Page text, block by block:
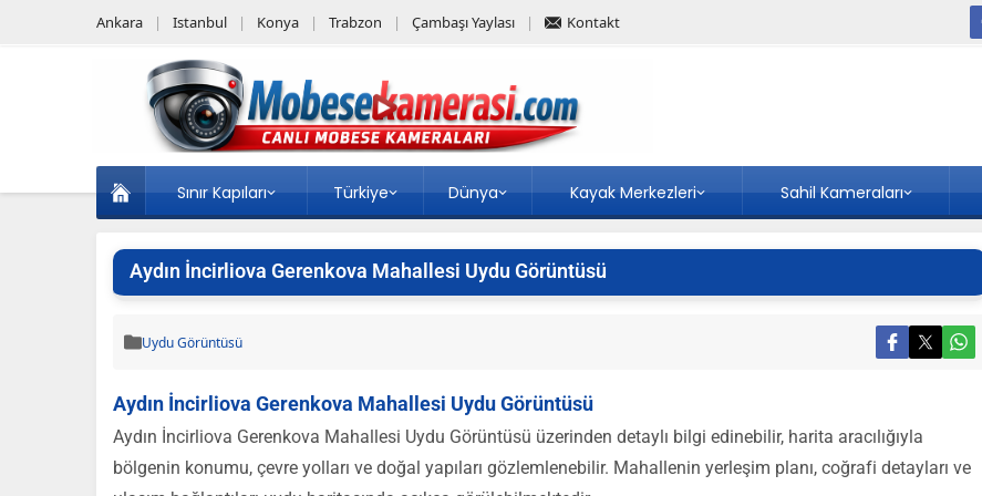
Ankara Istanbul Konya Trabzon Çambaşı Yaylası Kontakt
Sınır Kapıları Türkiye Dünya Kayak Merkezleri Sahil Kameraları
Aydın İncirliova Gerenkova Mahallesi Uydu Görüntüsü
Uydu Görüntüsü
Aydın İncirliova Gerenkova Mahallesi Uydu Görüntüsü
Aydın İncirliova Gerenkova Mahallesi Uydu Görüntüsü üzerinden detaylı bilgi edinebilir, harita aracılığıyla
bölgenin konumu, çevre yolları ve doğal yapıları gözlemlenebilir. Mahallenin yerleşim planı, coğrafi detayları ve